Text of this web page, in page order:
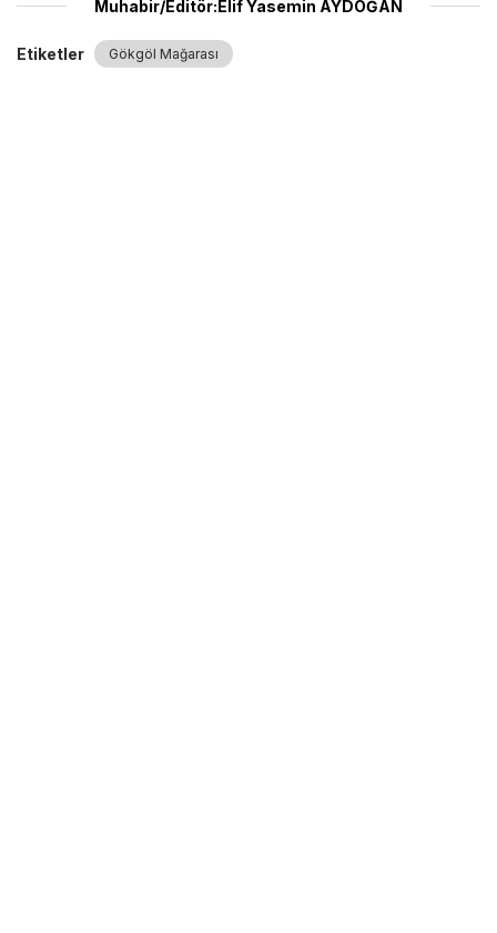
Muhabir/Editör:Elif Yasemin AYDOĞAN
Etiketler Gökgöl Mağarası